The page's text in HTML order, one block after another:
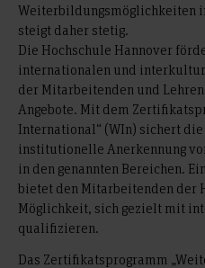
Weiterbildungsmöglichkeiten
steigt daher stetig.
Die Hochschule Hannover
internationalen und
der Mitarbeitenden und
Angebote. Mit dem
International“ (WIn) sichert
institutionelle Anerkennung
in den genannten Bereichen.
bietet den Mitarbeitenden der
Möglichkeit, sich gezielt mit
qualifizieren.
Das Zertifikatsprogramm